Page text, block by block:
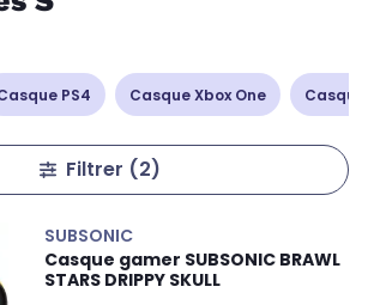
PS4 Casque Xbox One Casque
Filtrer (2)
SUBSONIC
Casque gamer SUBSONIC BRAWL
STARS DRIPPY SKULL